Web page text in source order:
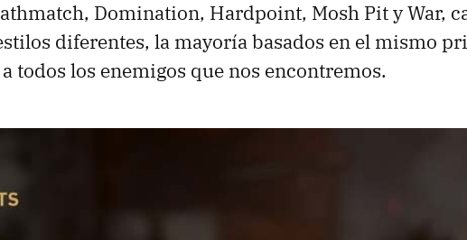
Domination, Hardpoint, Mosh Pit y War,
diferentes, la mayoría basados en el mismo
todos los enemigos que nos encontremos.